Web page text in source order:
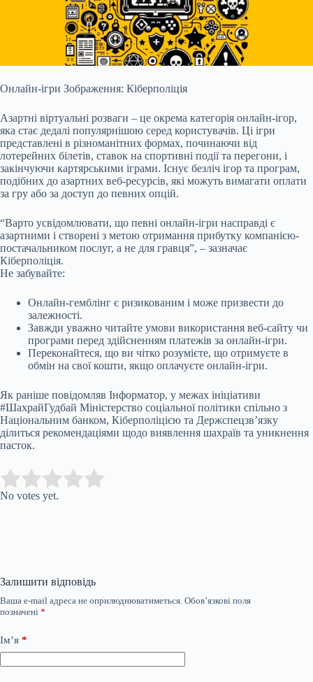
Онлайн-ігри Зображення: Кіберполіція
Азартні віртуальні розваги – це окрема категорія онлайн-ігор,
яка стає дедалі популярнішою серед користувачів. Ці ігри
представлені в різноманітних формах, починаючи від
лотерейних білетів, ставок на спортивні події та перегони, і
закінчуючи картярськими іграми. Існує безліч ігор та програм,
подібних до азартних веб-ресурсів, які можуть вимагати оплати
за гру або за доступ до певних опцій.
“Варто усвідомлювати, що певні онлайн-ігри насправді є
азартними і створені з метою отримання прибутку компанією-
постачальником послуг, а не для гравця”, – зазначає
Кіберполіція.
Не забувайте:
Онлайн-гемблінг є ризикованим і може призвести до
залежності.
Завжди уважно читайте умови використання веб-сайту чи
програми перед здійсненням платежів за онлайн-ігри.
Переконайтеся, що ви чітко розумієте, що отримуєте в
обмін на свої кошти, якщо оплачуєте онлайн-ігри.
Як раніше повідомляв Інформатор, у межах ініціативи
#ШахрайГудбай Міністерство соціальної політики спільно з
Національним банком, Кіберполіцією та Держспецзв’язку
ділиться рекомендаціями щодо виявлення шахраїв та уникнення
пасток.
Rate this item:
No votes yet.
Залишити відповідь
Ваша e-mail адреса не оприлюднюватиметься. Обов’язкові поля
позначені *
Ім’я *